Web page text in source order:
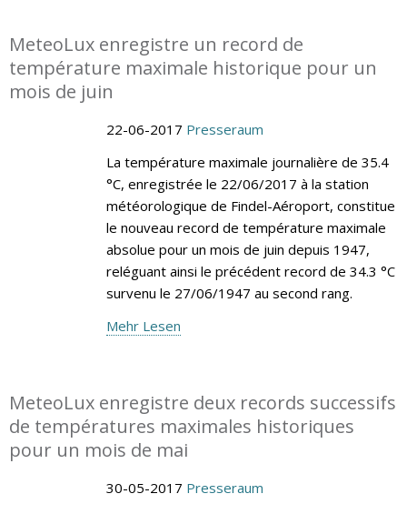
MeteoLux enregistre un record de
température maximale historique pour un
mois de juin
22-06-2017 Presseraum
La température maximale journalière de 35.4
°C, enregistrée le 22/06/2017 à la station
météorologique de Findel-Aéroport, constitue
le nouveau record de température maximale
absolue pour un mois de juin depuis 1947,
reléguant ainsi le précédent record de 34.3 °C
survenu le 27/06/1947 au second rang.
Mehr Lesen
MeteoLux enregistre deux records successifs
de températures maximales historiques
pour un mois de mai
30-05-2017 Presseraum